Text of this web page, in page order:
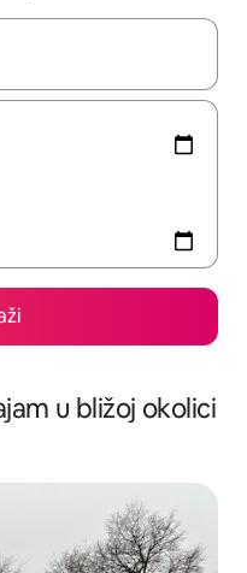
ćete ih pregledati
u bližoj okolici
„Odabrali gosti”